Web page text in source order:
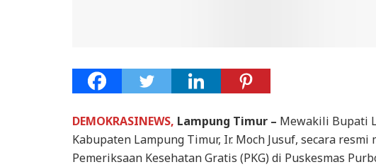
DEMOKRASINEWS, Lampung Timur – Mewakili Bupati
Kabupaten Lampung Timur, Ir. Moch Jusuf, secara
Pemeriksaan Kesehatan Gratis (PKG) di Puskesmas